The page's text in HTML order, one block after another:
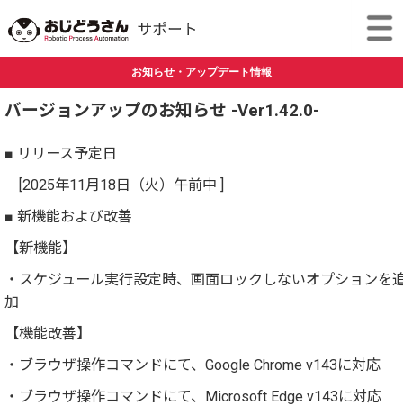
お知らせ・アップデート情報
バージョンアップのお知らせ -Ver1.42.0-
■ リリース予定日
[2025年11月18日（火）午前中 ]
■ 新機能および改善
【新機能】
・スケジュール実行設定時、画面ロックしないオプションを
加
【機能改善】
・ブラウザ操作コマンドにて、Google Chrome v143に対応
・ブラウザ操作コマンドにて、Microsoft Edge v143に対応